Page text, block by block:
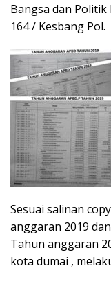
Bangsa dan
164 / Kesbang Pol.
Sesuai salinan
anggaran 2019
Tahun anggaran
kota dumai ,